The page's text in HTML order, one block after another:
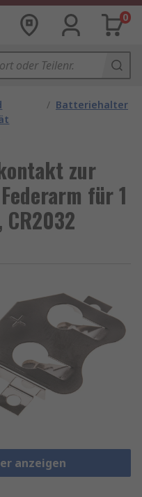
0
/ Batteriehalter
zur
für 1
CR2032
anzeigen